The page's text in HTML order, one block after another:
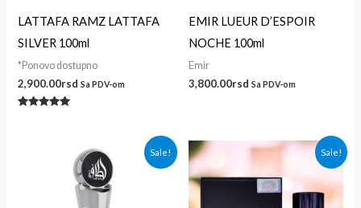
LATTAFA RAMZ LATTAFA
SILVER 100ml
*Ponovo dostupno
2,900.00rsd Sa PDV-om
EMIR LUEUR D’ESPOIR
NOCHE 100ml
Emir
3,800.00rsd Sa PDV-om
Sale!
Originalna
cena
je
bila:
3,600.00rsd.
Trenutna
cena
3,400.00rsd.
Sale!
Originalna
bila:
4,600.00rsd.
Trenutna
cena